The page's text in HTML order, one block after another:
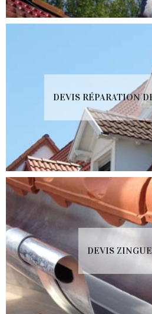
DEVIS RÉPARATION
DEVIS